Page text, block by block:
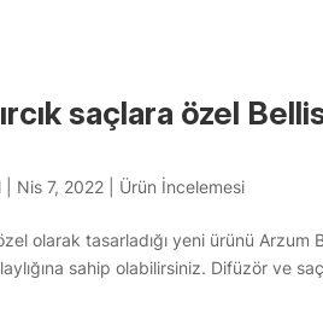
saçlara özel
Nis 7, 2022 Ürün İncelemesi
olarak tasarladığı yeni ürünü
sahip olabilirsiniz. Difüzör ve